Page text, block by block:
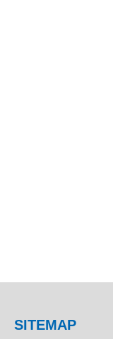
SITEMAP